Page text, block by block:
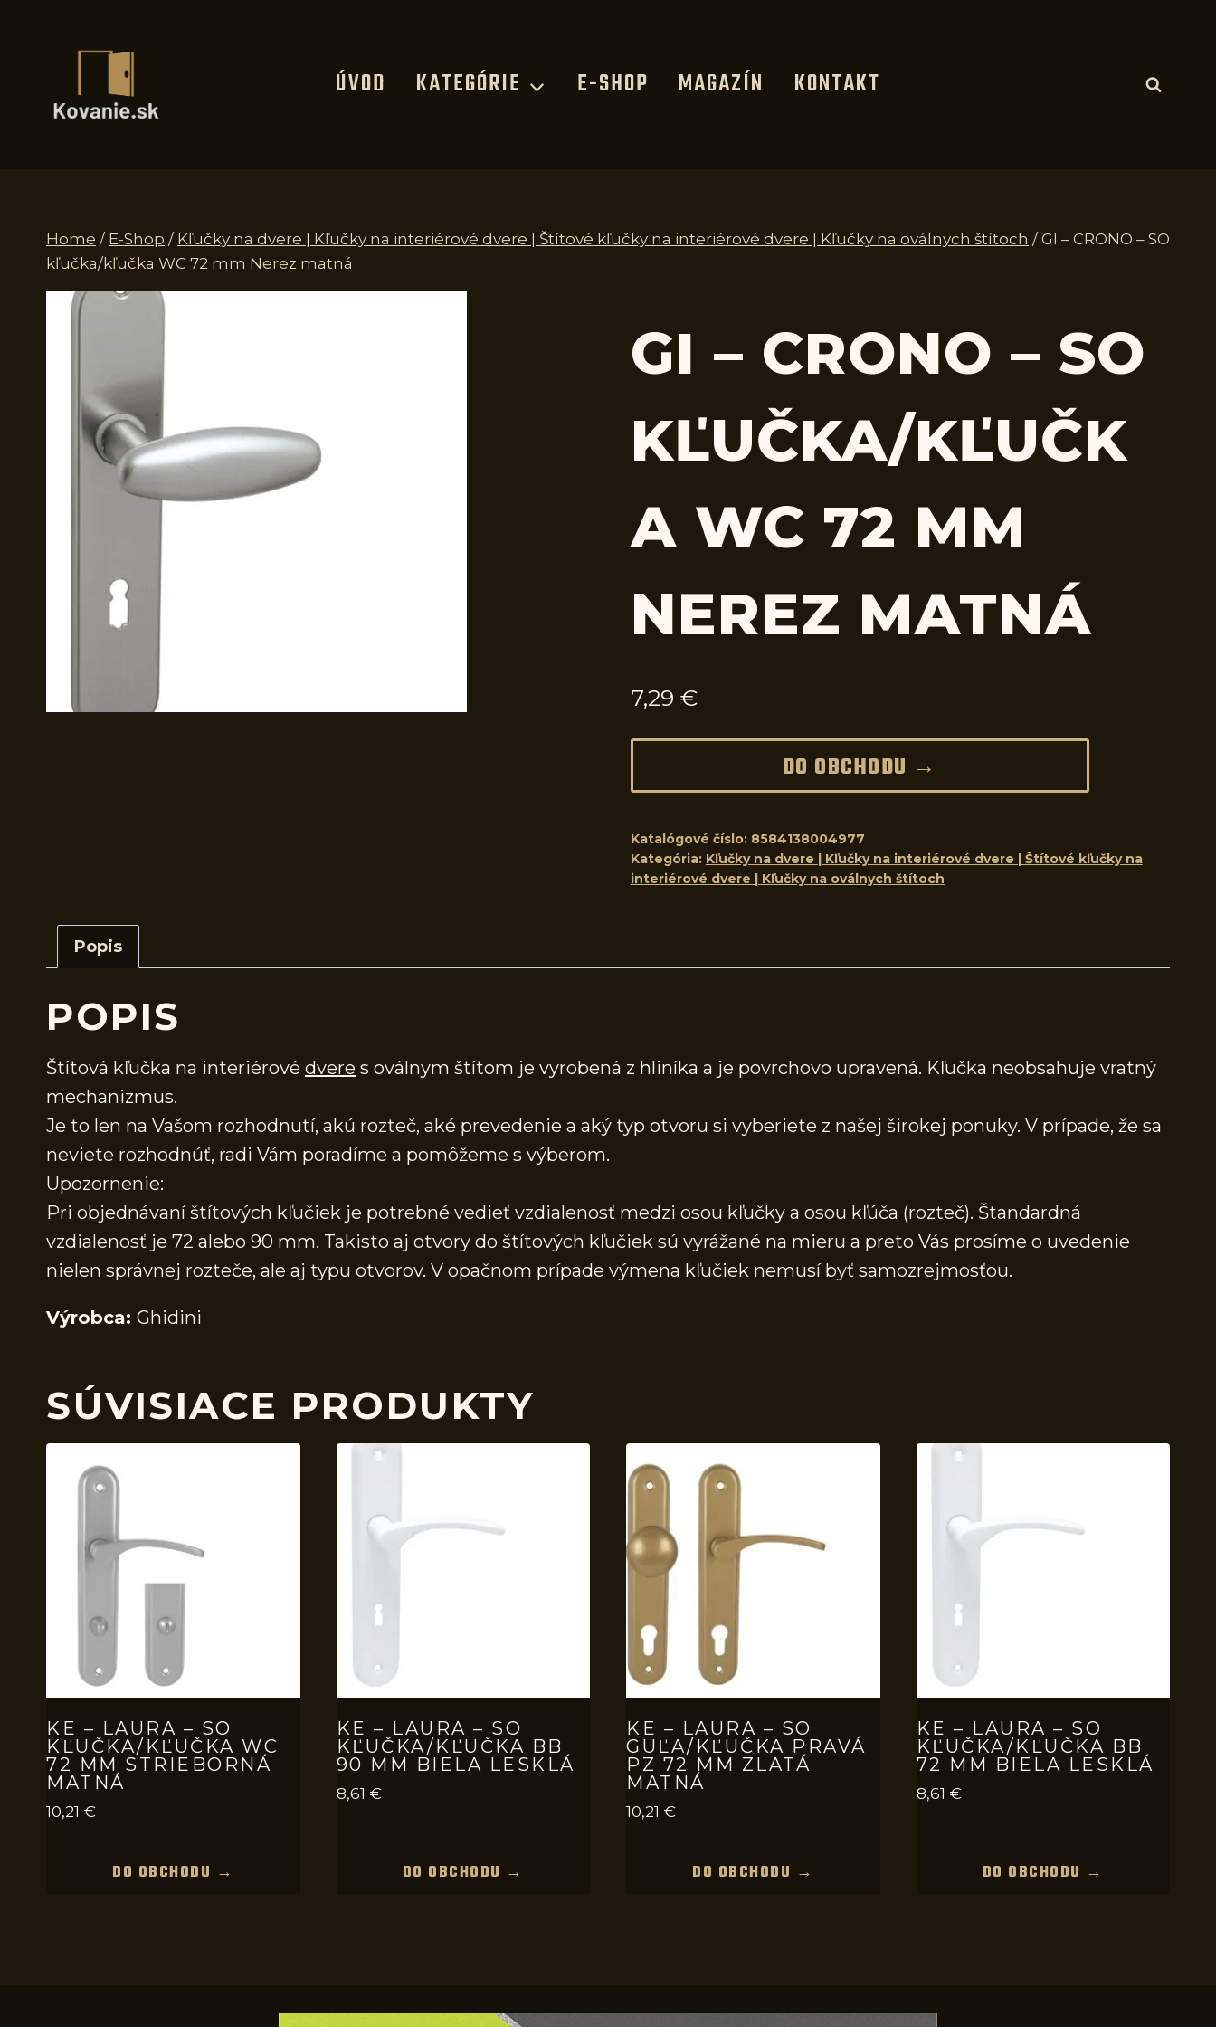
ÚVOD KATEGÓRIE E-SHOP MAGAZÍN KONTAKT
Home / E-Shop / Kľučky na dvere | Kľučky na interiérové dvere | Štítové kľučky na interiérové dvere | Kľučky na oválnych štítoch / GI – CRONO – SO
kľučka/kľučka WC 72 mm Nerez matná
GI – CRONO – SO
KĽUČKA/KĽUČK
A WC 72 MM
NEREZ MATNÁ
7,29 €
DO OBCHODU →
Katalógové číslo: 8584138004977
Kategória: Kľučky na dvere | Kľučky na interiérové dvere | Štítové kľučky na
interiérové dvere | Kľučky na oválnych štítoch
Popis
POPIS
Štítová kľučka na interiérové dvere s oválnym štítom je vyrobená z hliníka a je povrchovo upravená. Kľučka neobsahuje vratný
mechanizmus.
Je to len na Vašom rozhodnutí, akú rozteč, aké prevedenie a aký typ otvoru si vyberiete z našej širokej ponuky. V prípade, že sa
neviete rozhodnúť, radi Vám poradíme a pomôžeme s výberom.
Upozornenie:
Pri objednávaní štítových kľučiek je potrebné vedieť vzdialenosť medzi osou kľučky a osou kľúča (rozteč). Štandardná
vzdialenosť je 72 alebo 90 mm. Takisto aj otvory do štítových kľučiek sú vyrážané na mieru a preto Vás prosíme o uvedenie
nielen správnej rozteče, ale aj typu otvorov. V opačnom prípade výmena kľučiek nemusí byť samozrejmosťou.
Výrobca: Ghidini
SÚVISIACE PRODUKTY
KE – LAURA – SO
KĽUČKA/KĽUČKA WC
72 MM STRIEBORNÁ
MATNÁ
10,21 €
DO OBCHODU →
KE – LAURA – SO
KĽUČKA/KĽUČKA BB
90 MM BIELA LESKLÁ
8,61 €
DO OBCHODU →
KE – LAURA – SO
GUĽA/KĽUČKA PRAVÁ
PZ 72 MM ZLATÁ
MATNÁ
10,21 €
DO OBCHODU →
KE – LAURA – SO
KĽUČKA/KĽUČKA BB
72 MM BIELA LESKLÁ
8,61 €
DO OBCHODU →